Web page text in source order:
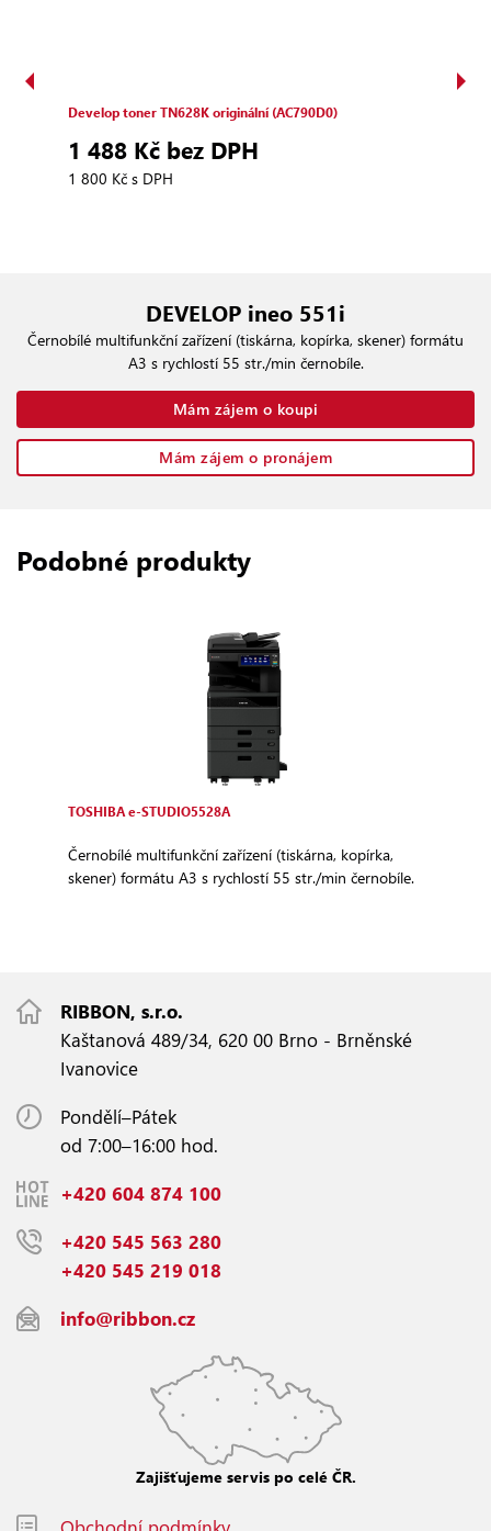
Develop toner TN628K originální (AC790D0)
1 488 Kč bez DPH
1 800 Kč s DPH
DEVELOP ineo 551i
Černobílé multifunkční zařízení (tiskárna, kopírka, skener) formátu
A3 s rychlostí 55 str./min černobíle.
Mám zájem o koupi
Mám zájem o pronájem
Podobné produkty
TOSHIBA e‑STUDIO5528A
Černobílé multifunkční zařízení (tiskárna, kopírka,
skener) formátu A3 s rychlostí 55 str./min černobíle.
RIBBON, s.r.o.
Kaštanová 489/34, 620 00 Brno - Brněnské
Ivanovice
Pondělí–Pátek
od 7:00–16:00 hod.
+420 604 874 100
+420 545 563 280
+420 545 219 018
info@ribbon.cz
Zajišťujeme servis po celé ČR.